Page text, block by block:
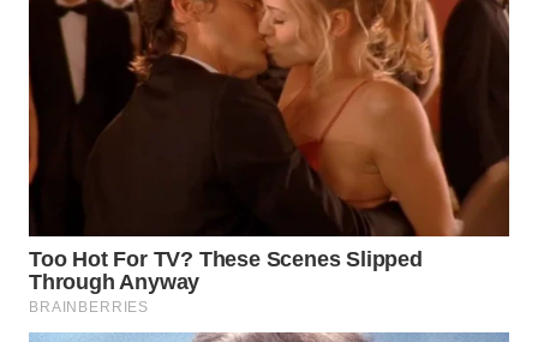
SERIBU
WN
TANGERANG
WN
CIREBON